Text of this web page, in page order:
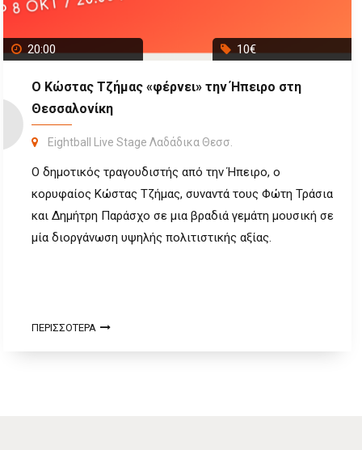
20:00 10€
Ο Κώστας Τζήμας «φέρνει» την Ήπειρο στη
Θεσσαλονίκη
Eightball Live Stage Λαδάδικα Θεσσ.
Ο δημοτικός τραγουδιστής από την Ήπειρο, ο
κορυφαίος Κώστας Τζήμας, συναντά τους Φώτη Τράσια
και Δημήτρη Παράσχο σε μια βραδιά γεμάτη μουσική σε
μία διοργάνωση υψηλής πολιτιστικής αξίας.
ΠΕΡΙΣΣΟΤΕΡΑ